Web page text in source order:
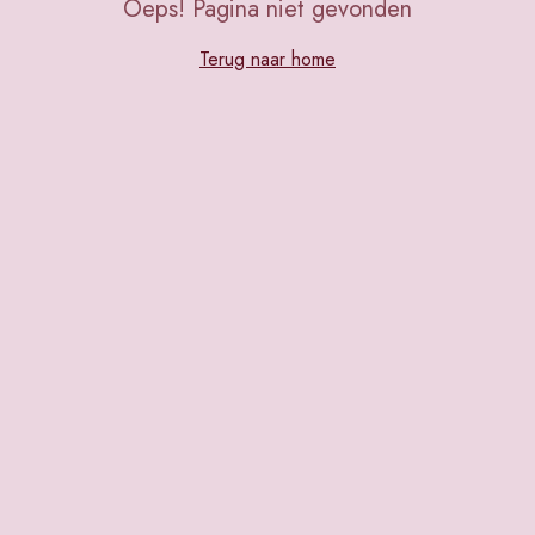
Oeps! Pagina niet gevonden
Terug naar home